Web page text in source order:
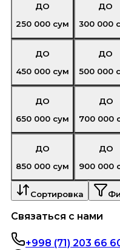
ДО
250 000 сум
ДО
300 000
ДО
450 000 сум
ДО
500 000
ДО
650 000 сум
ДО
700 000
ДО
850 000 сум
ДО
900 000
Сортировка
Связаться с нами
+998 (71) 203 66